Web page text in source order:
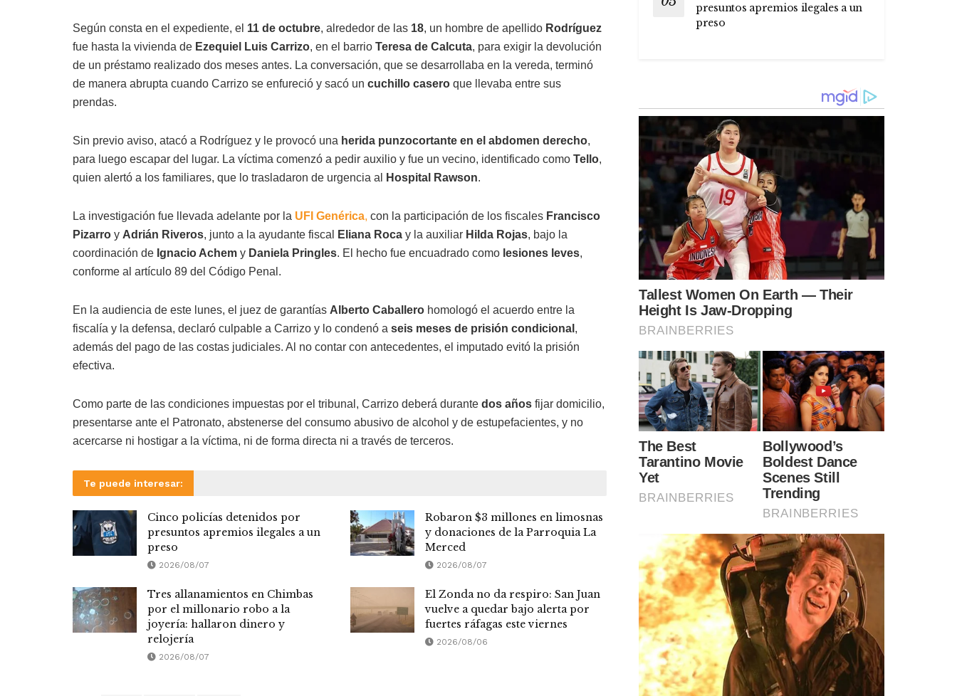
Según consta en el expediente, el 11 de octubre, alrededor de las 18, un hombre de apellido Rodríguez
fue hasta la vivienda de Ezequiel Luis Carrizo, en el barrio Teresa de Calcuta, para exigir la devolución
de un préstamo realizado dos meses antes. La conversación, que se desarrollaba en la vereda, terminó
de manera abrupta cuando Carrizo se enfureció y sacó un cuchillo casero que llevaba entre sus
prendas.
Sin previo aviso, atacó a Rodríguez y le provocó una herida punzocortante en el abdomen derecho,
para luego escapar del lugar. La víctima comenzó a pedir auxilio y fue un vecino, identificado como Tello,
quien alertó a los familiares, que lo trasladaron de urgencia al
Hospital Rawson.
La investigación fue llevada adelante por la UFI Genérica, con la participación de los fiscales Francisco
Pizarro y Adrián Riveros, junto a la ayudante fiscal Eliana Roca y la auxiliar Hilda Rojas, bajo la
coordinación de Ignacio Achem y Daniela Pringles. El hecho fue encuadrado como lesiones leves,
conforme al artículo 89 del Código Penal.
En la audiencia de este lunes, el juez de garantías Alberto Caballero homologó el acuerdo entre la
fiscalía y la defensa, declaró culpable a Carrizo y lo condenó a seis meses de prisión condicional ,
además del pago de las costas judiciales. Al no contar con antecedentes, el imputado evitó la prisión
efectiva.
Como parte de las condiciones impuestas por el tribunal, Carrizo deberá durante dos años fijar domicilio,
presentarse ante el Patronato, abstenerse del consumo abusivo de alcohol y de estupefacientes, y no
acercarse ni hostigar a la víctima, ni de forma directa ni a través de terceros.
Te puede interesar:
Cinco policías detenidos por
presuntos apremios ilegales a un
preso
2026/08/07
Robaron $3 millones en limosnas
y donaciones de la Parroquia La
Merced
2026/08/07
Tres allanamientos en Chimbas
por el millonario robo a la
joyería: hallaron dinero y
relojería
2026/08/07
El Zonda no da respiro: San Juan
vuelve a quedar bajo alerta por
fuertes ráfagas este viernes
2026/08/06
presuntos apremios ilegales a un
preso